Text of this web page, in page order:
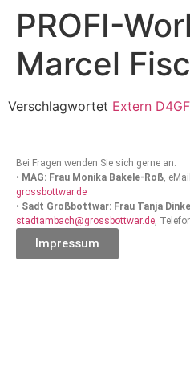
PROFI-
Marcel
Verschlagwortet Extern
Bei Fragen wenden Sie sich gerne an:
• MAG: Frau Monika Bakele-Roß,
grossbottwar.de
• Sadt Großbottwar: Frau Tanja Dinkel
stadtambach@grossbottwar.de,
Impressum